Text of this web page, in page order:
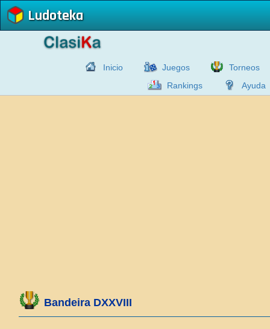
Ludoteka
Inicio Juegos
Torneos
Rankings
Ayuda
Bandeira DXXVIII